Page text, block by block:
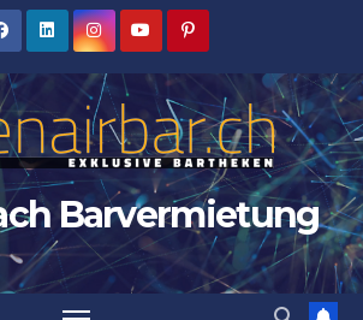
Barvermietung